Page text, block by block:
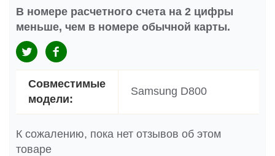
В номере расчетного счета на 2 цифры
меньше, чем в номере обычной карты.
Совместимые
модели:
Samsung D800
К сожалению, пока нет отзывов об этом
товаре